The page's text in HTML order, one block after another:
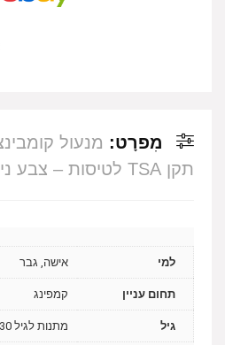
מִפרָט:
תקן TSA לטיסות – צבע ניקל
למי אישה, גבר
תחום עניין קמפינג
גיל מתנות לגיל 30, מתנות לגיל 40